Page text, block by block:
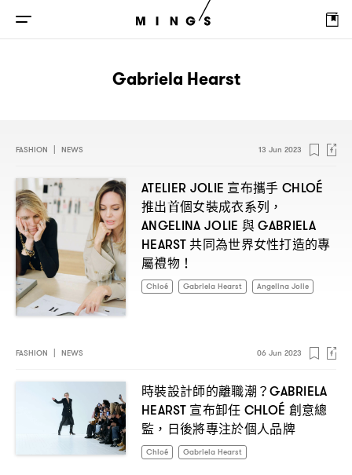
Gabriela Hearst
FASHION NEWS 13 Jun 2023
ATELIER JOLIE 宣布攜手 CHLOÉ
推出首個女裝成衣系列 ，
ANGELINA JOLIE 與GABRIELA
HEARST共同為世界女性打造的專
屬禮物！
Chloé Gabriela Hearst Angelina Jolie
FASHION NEWS 06 Jun 2023
時裝設計師的離職潮 ？GABRIELA
HEARST 宣布卸任 CHLOÉ 創意總
監 ， 日後將專注於個人品牌
Chloé Gabriela Hearst